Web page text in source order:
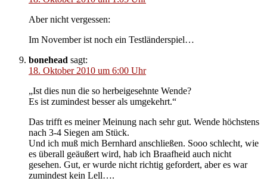
Aber nicht vergessen:
Im November ist noch ein Testländerspiel…
bonehead sagt:
18. Oktober 2010 um 6:00 Uhr
„Ist dies nun die so herbeigesehnte Wende?
Es ist zumindest besser als umgekehrt.“
Das trifft es meiner Meinung nach sehr gut. Wende höchstens
nach 3-4 Siegen am Stück.
Und ich muß mich Bernhard anschließen. Sooo schlecht, wie
es überall geäußert wird, hab ich Braafheid auch nicht
gesehen. Gut, er wurde nicht richtig gefordert, aber es war
zumindest kein Lell….